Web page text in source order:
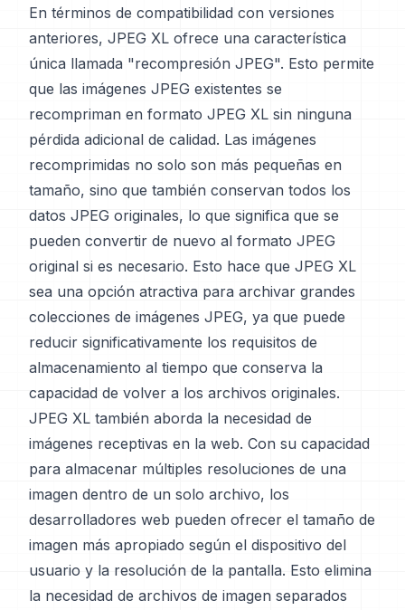
En términos de compatibilidad con versiones
anteriores, JPEG XL ofrece una característica
única llamada "recompresión JPEG". Esto permite
que las imágenes JPEG existentes se
recompriman en formato JPEG XL sin ninguna
pérdida adicional de calidad. Las imágenes
recomprimidas no solo son más pequeñas en
tamaño, sino que también conservan todos los
datos JPEG originales, lo que significa que se
pueden convertir de nuevo al formato JPEG
original si es necesario. Esto hace que JPEG XL
sea una opción atractiva para archivar grandes
colecciones de imágenes JPEG, ya que puede
reducir significativamente los requisitos de
almacenamiento al tiempo que conserva la
capacidad de volver a los archivos originales.
JPEG XL también aborda la necesidad de
imágenes receptivas en la web. Con su capacidad
para almacenar múltiples resoluciones de una
imagen dentro de un solo archivo, los
desarrolladores web pueden ofrecer el tamaño de
imagen más apropiado según el dispositivo del
usuario y la resolución de la pantalla. Esto elimina
la necesidad de archivos de imagen separados